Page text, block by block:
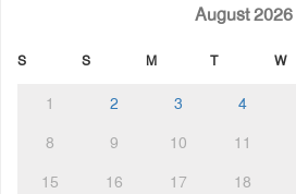
August 2026
S S M T W
1 2 3 4
8
9 10 11
15
16 17 18